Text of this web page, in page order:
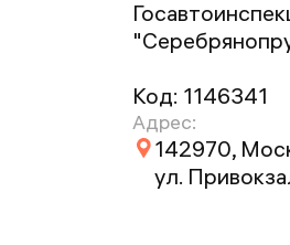
Код: 1146341
Адрес:
142970,
ул.